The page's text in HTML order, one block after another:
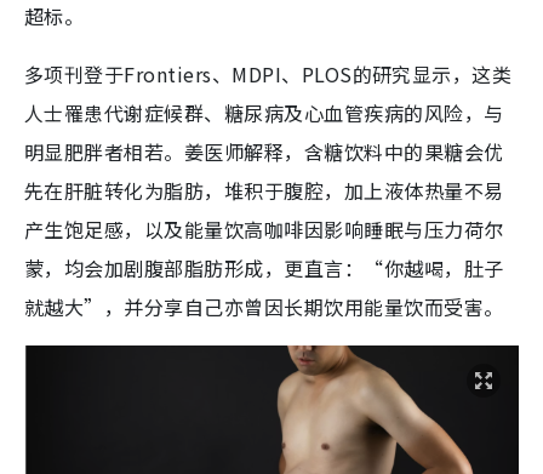
超标。
多项刊登于Frontiers、MDPI、PLOS的研究显示，这类
人士罹患代谢症候群、糖尿病及心血管疾病的风险，与
明显肥胖者相若。姜医师解释，含糖饮料中的果糖会优
先在肝脏转化为脂肪，堆积于腹腔，加上液体热量不易
产生饱足感，以及能量饮高咖啡因影响睡眠与压力荷尔
蒙，均会加剧腹部脂肪形成，更直言：“你越喝，肚子
就越大”，并分享自己亦曾因长期饮用能量饮而受害。